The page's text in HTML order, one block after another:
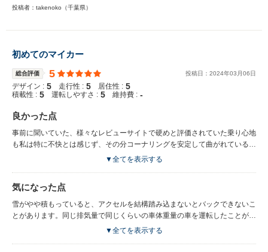
投稿者：takenoko（千葉県）
初めてのマイカー
総合評価 5 投稿日： 2024年03 月06日
デザイン : 5 走行性 : 5 居住性 : 5
積載性 : 5 運転しやすさ : 5 維持費 : -
良かった点
事前に聞いていた、様々なレビューサイトで硬めと評価されていた乗り心地
も私は特に不快とは感じず、その分コーナリングを安定して曲がれているよ
うな印象を受けます。 ピラーの太さも運転していると気になりません。運
▼全てを表示する
気になった点
雪がやや積もっていると、アクセルを結構踏み込まないとバックできないこ
とがあります。同じ排気量で同じくらいの車体重量の車を運転したことがな
いので、こういうもんなのかなとは思っています。
▼全てを表示する